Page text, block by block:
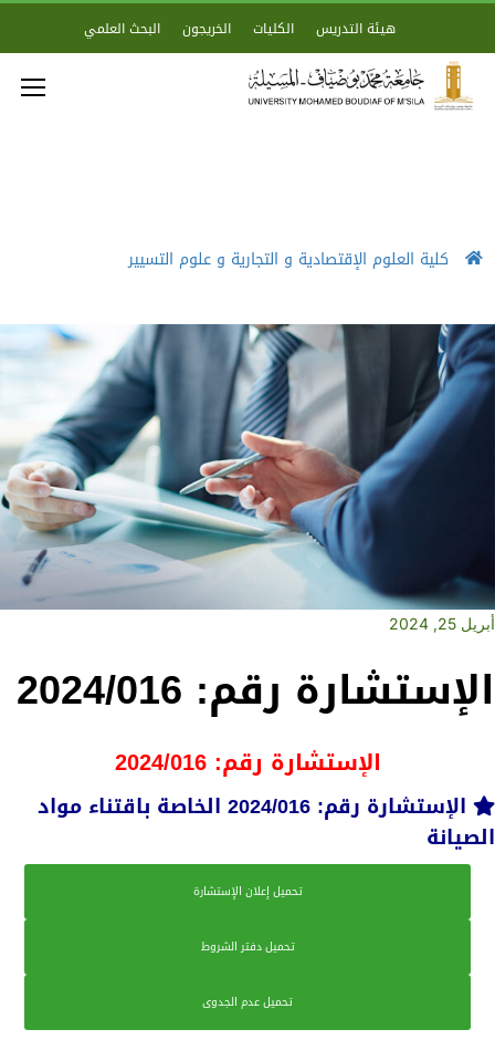
هيئة التدريس الكليات الخريجون البحث العلمي
كلية العلوم الإقتصادية و التجارية و علوم التسيير
أبريل 25, 2024
الإستشارة رقم: 2024/016
الإستشارة رقم: 2024/016
الإستشارة رقم: 2024/016 الخاصة باقتناء مواد
الصيانة
تحميل إعلان الإستشارة
تحميل دفتر الشروط
تحميل عدم الجدوى